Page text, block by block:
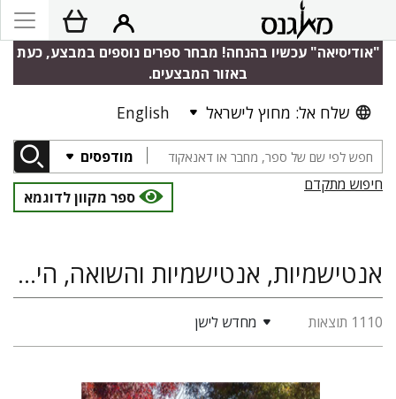
"אודיסיאה" עכשיו בהנחה! מבחר ספרים נוספים במבצע, כעת
באזור המבצעים.
שלח אל: מחוץ לישראל English
מודפסים
חיפוש מתקדם
ספר מקוון לדוגמא
אנטישמיות, אנטישמיות והשואה, היסטוריה
1110 תוצאות מחדש לישן